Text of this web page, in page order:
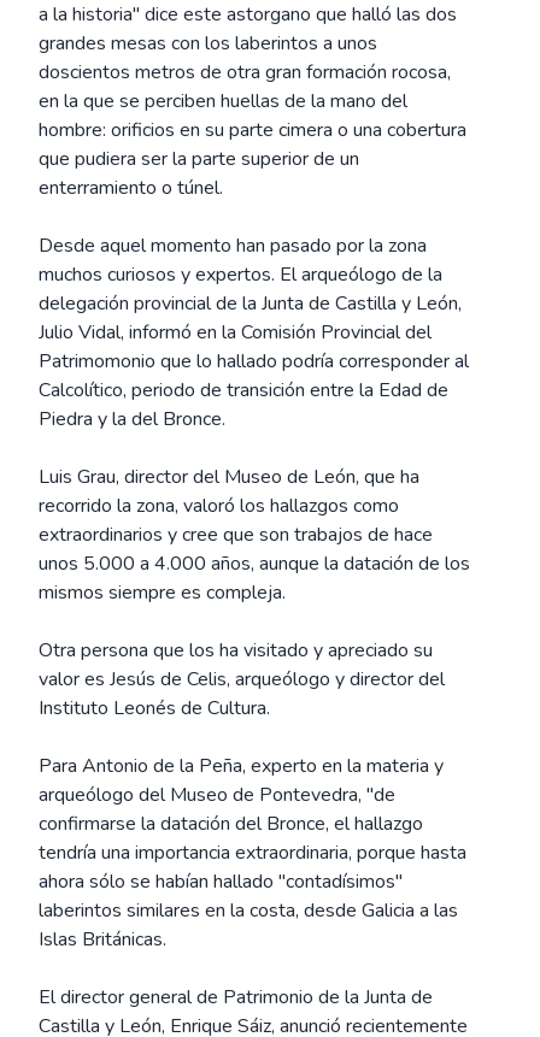
a la historia" dice este astorgano que halló las dos
grandes mesas con los laberintos a unos
doscientos metros de otra gran formación rocosa,
en la que se perciben huellas de la mano del
hombre: orificios en su parte cimera o una cobertura
que pudiera ser la parte superior de un
enterramiento o túnel.
Desde aquel momento han pasado por la zona
muchos curiosos y expertos. El arqueólogo de la
delegación provincial de la Junta de Castilla y León,
Julio Vidal, informó en la Comisión Provincial del
Patrimomonio que lo hallado podría corresponder al
Calcolítico, periodo de transición entre la Edad de
Piedra y la del Bronce.
Luis Grau, director del Museo de León, que ha
recorrido la zona, valoró los hallazgos como
extraordinarios y cree que son trabajos de hace
unos 5.000 a 4.000 años, aunque la datación de los
mismos siempre es compleja.
Otra persona que los ha visitado y apreciado su
valor es Jesús de Celis, arqueólogo y director del
Instituto Leonés de Cultura.
Para Antonio de la Peña, experto en la materia y
arqueólogo del Museo de Pontevedra, "de
confirmarse la datación del Bronce, el hallazgo
tendría una importancia extraordinaria, porque hasta
ahora sólo se habían hallado "contadísimos"
laberintos similares en la costa, desde Galicia a las
Islas Británicas.
El director general de Patrimonio de la Junta de
Castilla y León, Enrique Sáiz, anunció recientemente